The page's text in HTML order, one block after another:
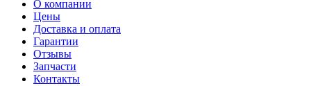
О компании
Цены
Доставка и оплата
Гарантии
Отзывы
Запчасти
Контакты